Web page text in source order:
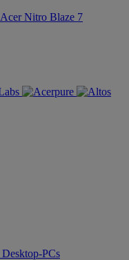
Acer Nitro Blaze 7
Desktop-PCs